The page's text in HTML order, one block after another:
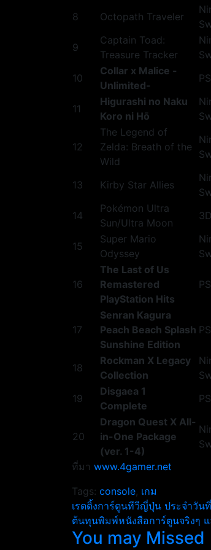
8 Octopath Traveler
9
Captain Toad:
Treasure Tracker
10
Collar x Malice -
Unlimited-
11
Higurashi no Naku
Koro ni Hō
12
The Legend of
Zelda: Breath of the
Wild
13 Kirby Star Allies
14
Pokémon Ultra
Sun/Ultra Moon
15
Super Mario
Odyssey
16
The Last of Us
Remastered
PlayStation Hits
17
Senran Kagura
Peach Beach Splash
Sunshine Edition
18
Rockman X Legacy
Collection
19
Disgaea 1
Complete
20
Dragon Quest X All-
in-One Package
(ver. 1-4)
ที่มา www.4gamer.net
Tags: console, เกม
แนะแนว
เรื่อง
เรตติ้งการ์ตูนทีวีญี่ปุ่น ประจำวั
ต้นทุนพิมพ์หนังสือการ์ตูนจริงๆ
You may Missed